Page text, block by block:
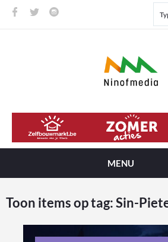
MENU
Toon items op tag:Sin-